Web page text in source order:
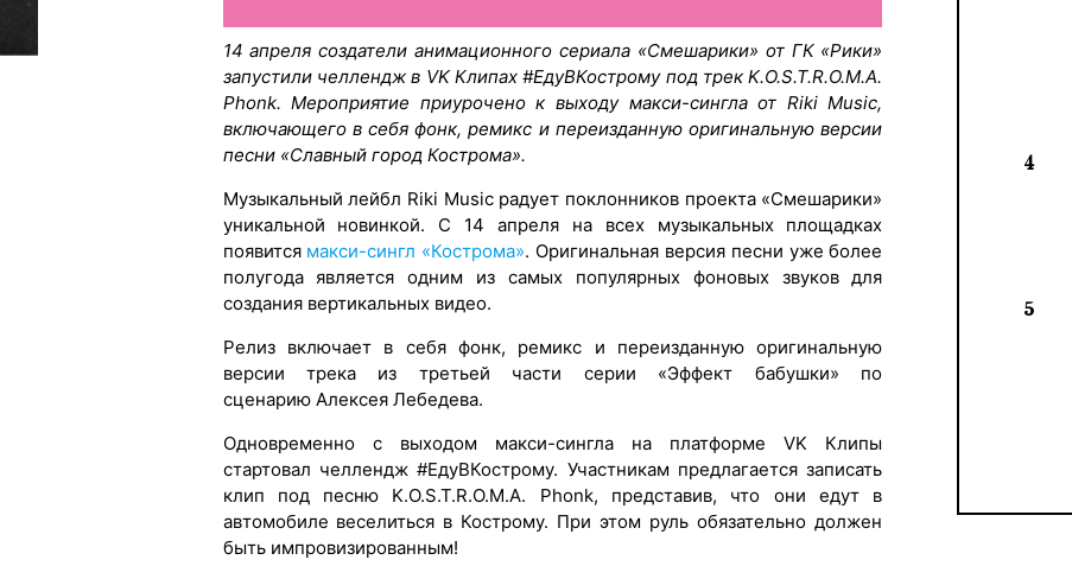
14 апреля создатели анимационного сериала «Смешарики» от ГК «Рики»
запустили челлендж в VK Клипах #ЕдуВКострому под трек K.O.S.T.R.O.M.A.
Phonk. Мероприятие приурочено к выходу макси-сингла от Riki Music,
включающего в себя фонк, ремикс и переизданную оригинальную версии
песни «Славный город Кострома».
Музыкальный лейбл Riki Music радует поклонников проекта «Смешарики»
уникальной новинкой. С 14 апреля на всех музыкальных площадках
появится макси-сингл «Кострома». Оригинальная версия песни уже более
полугода является одним из самых популярных фоновых звуков для
создания вертикальных видео.
Релиз включает в себя фонк, ремикс и переизданную оригинальную
версии трека из третьей части серии «Эффект бабушки» по
сценарию Алексея Лебедева.
Одновременно с выходом макси-сингла на платформе VK Клипы
стартовал челлендж #ЕдуВКострому. Участникам предлагается записать
клип под песню K.O.S.T.R.O.M.A. Phonk, представив, что они едут в
автомобиле веселиться в Кострому. При этом руль обязательно должен
быть импровизированным!
4
5